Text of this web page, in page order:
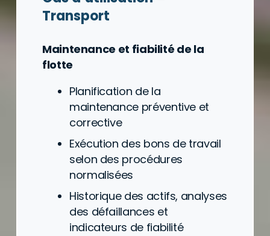
Transport
Maintenance et fiabilité de la
flotte
Planification de la
maintenance préventive et
corrective
Exécution des bons de travail
selon des procédures
normalisées
Historique des actifs, analyses
des défaillances et
indicateurs de fiabilité